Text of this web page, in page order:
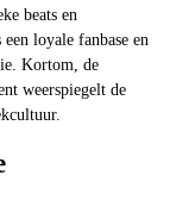
beats en
loyale fanbase en
Kortom, de
weerspiegelt de